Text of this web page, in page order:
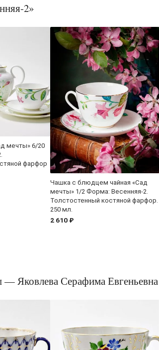
2»
мечты» 6/20
фарфор
Чашка с блюдцем чайная «Сад
мечты» 1/2 Форма: Весенняя-2.
Толстостенный костяной фарфор.
250 мл.
2 610 ₽
Яковлева Серафима Евгеньевна